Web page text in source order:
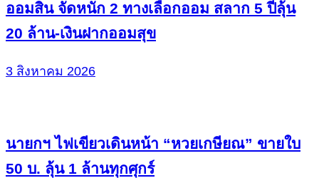
ออมสิน จัดหนัก 2 ทางเลือกออม สลาก 5 ปีลุ้น
20 ล้าน-เงินฝากออมสุข
3 สิงหาคม 2026
นายกฯ ไฟเขียวเดินหน้า “หวยเกษียณ” ขายใบ
50 บ. ลุ้น 1 ล้านทุกศุกร์